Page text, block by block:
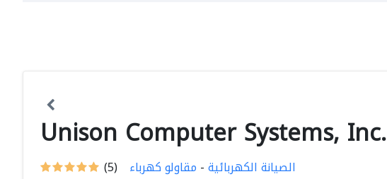
Unison Computer Systems, Inc.
(5) الصيانة الكهربائية- مقاولو كهرباء